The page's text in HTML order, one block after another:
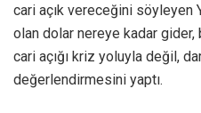
cari açık vereceğini söyleyen
olan dolar nereye kadar gider,
cari açığı kriz yoluyla değil,
değerlendirmesini yaptı.